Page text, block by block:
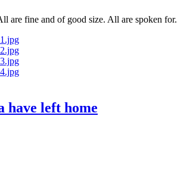
are fine and of good size. All are spoken for.
have left home